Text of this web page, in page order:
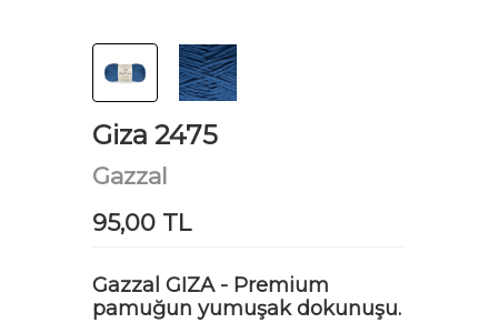
Giza 2475
Gazzal
95,00 TL
Gazzal GIZA - Premium
pamuğun yumuşak dokunuşu.